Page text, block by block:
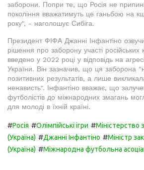
заборони. Попри те, що Росія не
покоління вважатимуть це ганьбою на
року", - наголошує Сибіга.
Президент ФІФА Джанні Інфантіно
рішення про заборону участі
введено у 2022 році у відповідь на
України. Він зазначив, що ця заборона
позитивних результатів, а лише
ненависть". Інфантіно вважає, що
футболістів до міжнародних змагань
для молоді в їхній країні.
#Росія #Олімпійські ігри #Міністерство
(Україна) #Джанні Інфантіно #Міністр
(Україна) #Міжнародна футбольна